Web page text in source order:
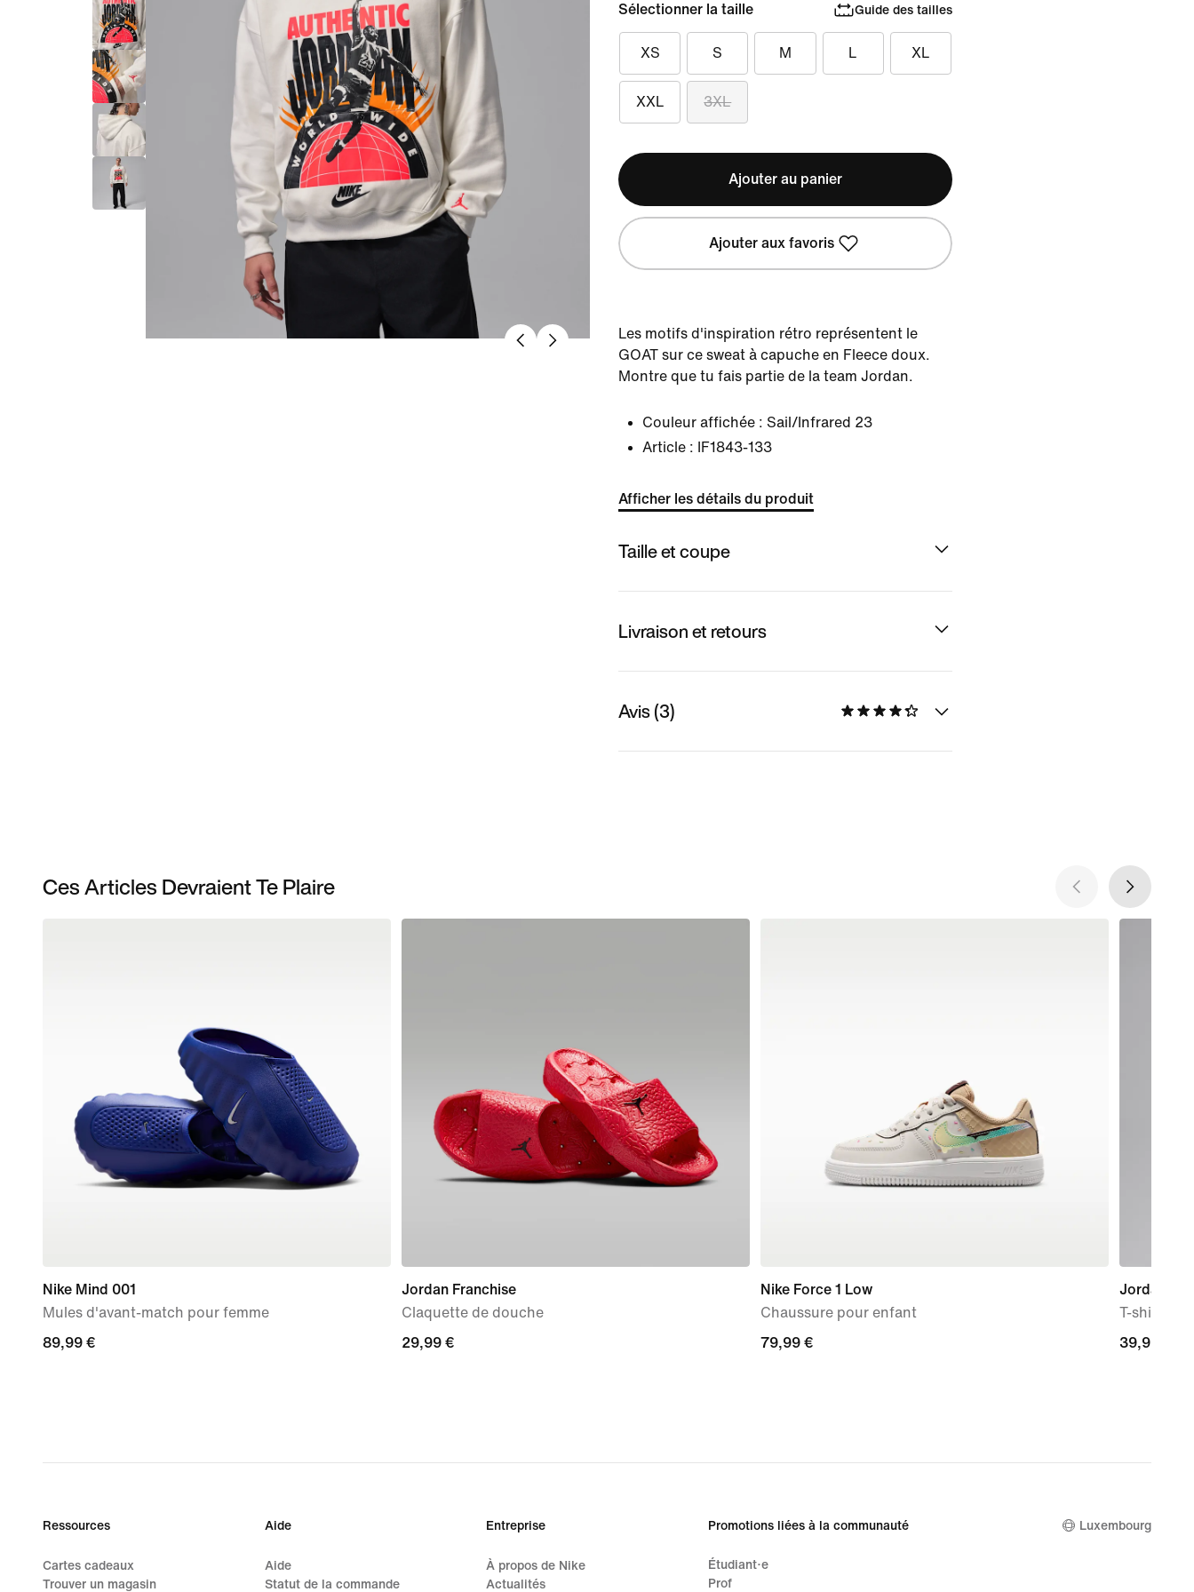
Sélectionner la taille Guide des tailles
XS S M L XL
XXL 3XL
Ajouter au panier
Ajouter aux favoris
Les motifs d'inspiration rétro représentent le
GOAT sur ce sweat à capuche en Fleece doux.
Montre que tu fais partie de la team Jordan.
Couleur affichée : Sail/Infrared 23
Article :
IF1843-133
Afficher les détails du produit
Taille et coupe
Livraison et retours
Avis (3)
Ces Articles Devraient Te Plaire
Nike Mind 001
Mules d'avant-match pour femme
89,99 €
89,99 €
Jordan Franchise
Claquette de douche
29,99 €
29,99 €
Nike Force 1 Low
Chaussure pour enfant
79,99 €
79,99 €
Jordan
T-shirt
39,99 €
39,99 €
Ressources
Cartes cadeaux
Trouver un magasin
Aide
Aide
Statut de la commande
Entreprise
À propos de Nike
Actualités
Promotions liées à la communauté
Étudiant·e
Prof
Luxembourg